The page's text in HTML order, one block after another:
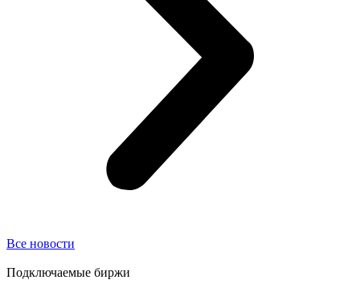
Все новости
Подключаемые биржи